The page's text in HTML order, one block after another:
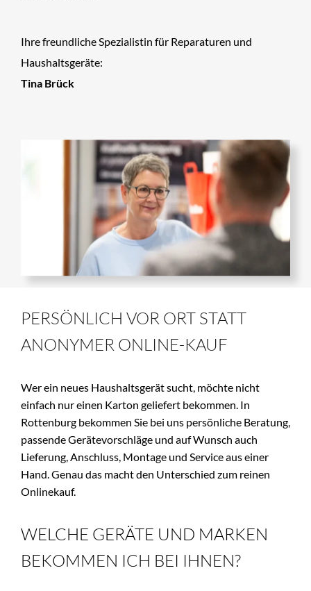
Ihre freundliche Spezialistin für Reparaturen und
Haushaltsgeräte:
Tina Brück
PERSÖNLICH VOR ORT STATT
ANONYMER ONLINE-KAUF
Wer ein neues Haushaltsgerät sucht, möchte nicht
einfach nur einen Karton geliefert bekommen. In
Rottenburg bekommen Sie bei uns persönliche Beratung,
passende Gerätevorschläge und auf Wunsch auch
Lieferung, Anschluss, Montage und Service aus einer
Hand. Genau das macht den Unterschied zum reinen
Onlinekauf.
WELCHE GERÄTE UND MARKEN
BEKOMMEN ICH BEI IHNEN?